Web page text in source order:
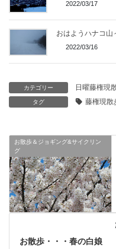
2022/03/17
おはようハナコ山
2022/03/16
カテゴリー 日曜藤権現
タグ 藤権現散
お散歩＆ジョギング&サイクリン
グ
お散歩・・・春の白娘